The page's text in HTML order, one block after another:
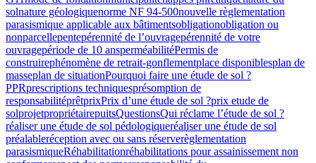
solnature géologiquenorme NF 94-500nouvelle règlementation
parasismique applicable aux bâtimentsobligationobligation ou
nonparcellepentepérennité de l’ouvragepérennité de votre
ouvragepériode de 10 ansperméabilitéPermis de
construirephénomène de retrait-gonflementplace disponiblesplan de
masseplan de situationPourquoi faire une étude de sol ?
PPRprescriptions techniquesprésomption de
responsabilitéprêtprixPrix d’une étude de sol ?prix etude de
solprojetpropriétairepuitsQuestionsQui réclame l’étude de sol ?
réaliser une étude de sol pédologiqueréaliser une étude de sol
préalableréception avec ou sans réserverèglementation
parasismiqueRéhabilitationréhabilitations pour assainissement non